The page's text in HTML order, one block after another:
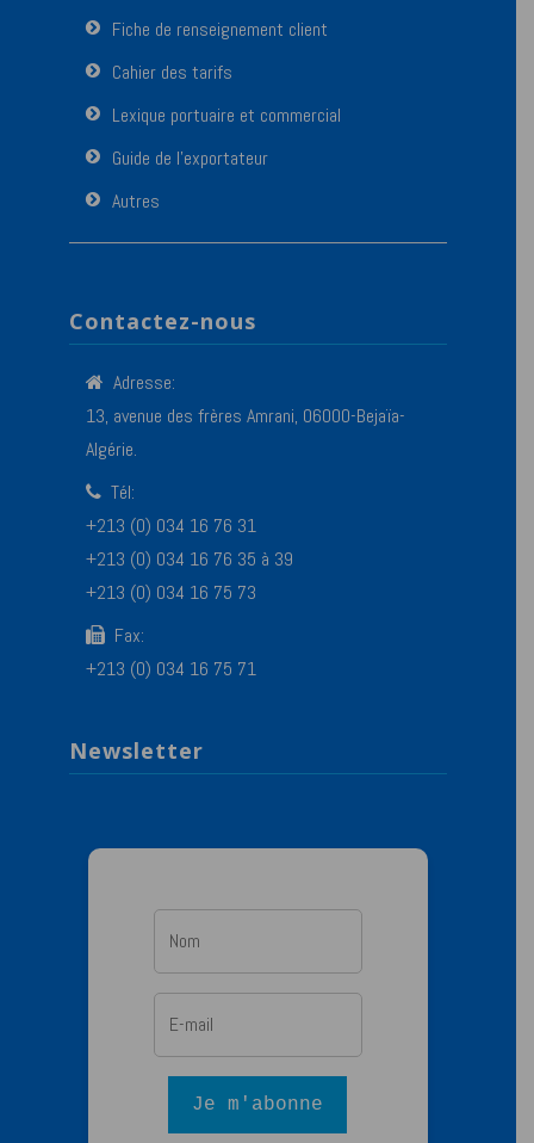
Fiche de renseignement client
Cahier des tarifs
Lexique portuaire et commercial
Guide de l’exportateur
Autres
Contactez-nous
Adresse:
13, avenue des frères Amrani, 06000-Bejaïa-
Algérie.
Tél:
+213 (0) 034 16 76 31
+213 (0) 034 16 76 35 à 39
+213 (0) 034 16 75 73
Fax:
+213 (0) 034 16 75 71
Newsletter
Je m'abonne